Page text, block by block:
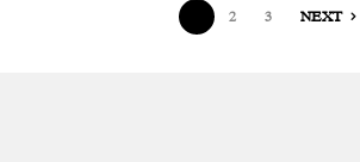
2 3 NEXT